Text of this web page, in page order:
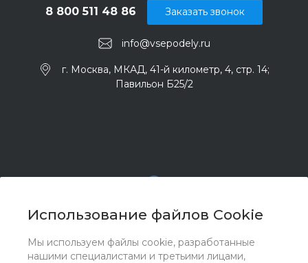
Использование файлов Cookie
Мы используем файлы cookie, разработанные
нашими специалистами и третьими лицами,
info@vsepodely.ru
8 800 511 48 86
г. Москва, МКАД, 41-й километр, 4, стр. 14;
Павильон Б25/2
Заказать звонок
© 2017 - 2026 ООО "Комплектстрой 41", Все права